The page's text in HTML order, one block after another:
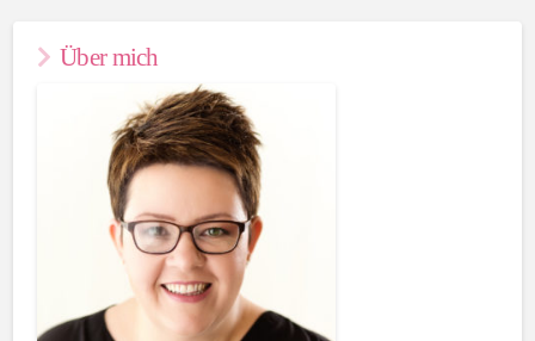
Über mich